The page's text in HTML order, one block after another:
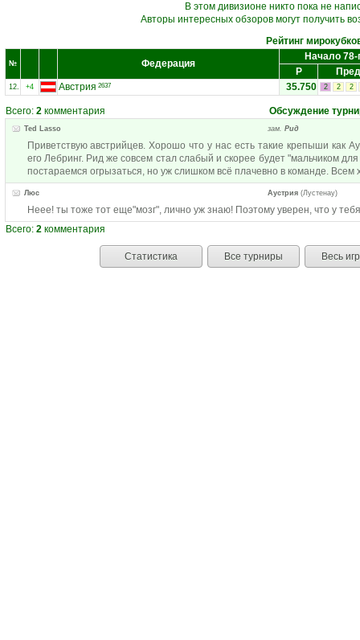
В этом дивизионе никто пока не
Авторы интересных обзоров могут получить
Рейтинг
№ Федерация
Начало 78-
Р
12. +4 Австрия 2637 35.750 2 2 2
Всего: 2 комментария Обсуждение
Ted Lasso зам. Рид
Приветствую австрийцев. Хорошо что у нас есть такие крепыши как
его Лебринг. Рид же совсем стал слабый и скорее будет "мальчиком
постараемся огрызаться, но уж слишком всё плачевно в команде.
Люс Аустрия (Лустенау)
Неее! ты тоже тот еще"мозг", лично уж знаю! Поэтому уверен, что у
Всего: 2 комментария
Статистика Все турниры Весь